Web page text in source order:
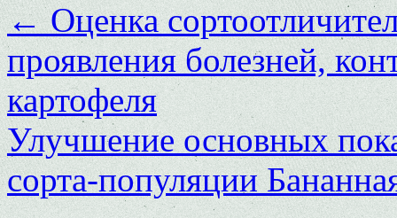
←Оценка
проявления болезней,
картофеля
Улучшение основных
сорта-популяции